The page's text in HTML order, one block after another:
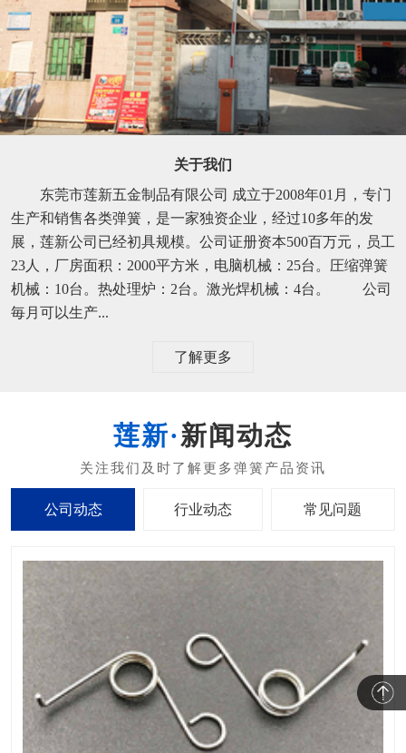
关于我们
东莞市莲新五金制品有限公司 成立于2008年01月，专门
生产和销售各类弹簧，是一家独资企业，经过10多年的发
展，莲新公司已经初具规模。公司证册资本500百万元，员工
23人，厂房面积：2000平方米，电脑机械：25台。圧缩弹簧
机械：10台。热处理炉：2台。激光焊机械：4台。 公司
毎月可以生产...
了解更多
新闻动态
公司动态 行业动态 常见问题